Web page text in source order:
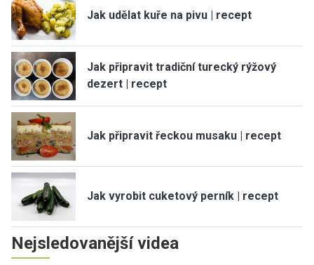
Jak udělat kuře na pivu | recept
Jak připravit tradiční turecký rýžový
dezert | recept
Jak připravit řeckou musaku | recept
Jak vyrobit cuketový perník | recept
Nejsledovanější videa